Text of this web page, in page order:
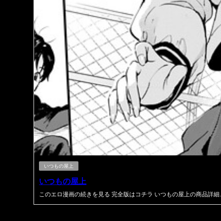
いつもの屋上
いつもの屋上
このエロ漫画の続きを見る 完全版はコチラ いつもの屋上の商品詳細